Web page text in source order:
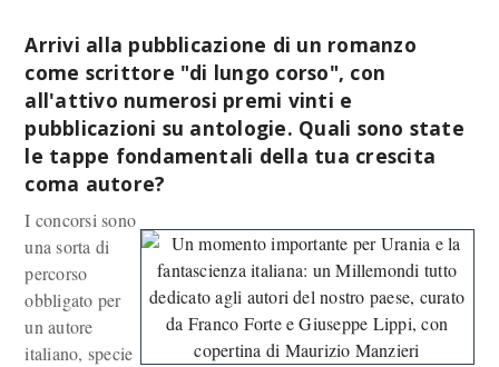
Arrivi alla pubblicazione di un romanzo
come scrittore "di lungo corso", con
all'attivo numerosi premi vinti e
pubblicazioni su antologie. Quali sono state
le tappe fondamentali della tua crescita
coma autore?
I concorsi sono
una sorta di
percorso
obbligato per
un autore
italiano, specie